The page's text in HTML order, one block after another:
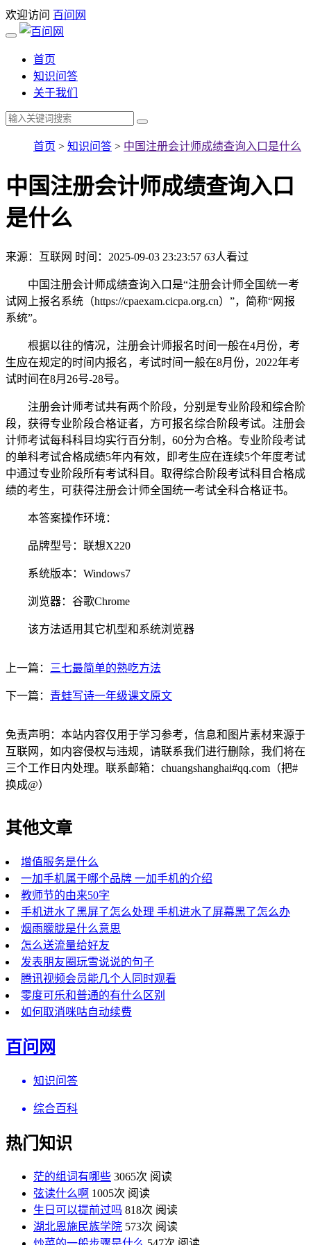
欢迎访问 百问网
首页
知识问答
关于我们
首页 > 知识问答 > 中国注册会计师成绩查询入口是什么
中国注册会计师成绩查询入口
是什么
来源：互联网 时间：2025-09-03 23:23:57 63人看过
中国注册会计师成绩查询入口是“注册会计师全国统一考
试网上报名系统（https://cpaexam.cicpa.org.cn）”，简称“网报
系统”。
根据以往的情况，注册会计师报名时间一般在4月份，考
生应在规定的时间内报名，考试时间一般在8月份，2022年考
试时间在8月26号-28号。
注册会计师考试共有两个阶段，分别是专业阶段和综合阶
段，获得专业阶段合格证者，方可报名综合阶段考试。注册会
计师考试每科科目均实行百分制，60分为合格。专业阶段考试
的单科考试合格成绩5年内有效，即考生应在连续5个年度考试
中通过专业阶段所有考试科目。取得综合阶段考试科目合格成
绩的考生，可获得注册会计师全国统一考试全科合格证书。
本答案操作环境：
品牌型号：联想X220
系统版本：Windows7
浏览器：谷歌Chrome
该方法适用其它机型和系统浏览器
上一篇： 三七最简单的熟吃方法
下一篇： 青蛙写诗一年级课文原文
免责声明：本站内容仅用于学习参考，信息和图片素材来源于
互联网，如内容侵权与违规，请联系我们进行删除，我们将在
三个工作日内处理。联系邮箱：chuangshanghai#qq.com（把#
换成@）
其他文章
增值服务是什么
一加手机属于哪个品牌 一加手机的介绍
教师节的由来50字
手机进水了黑屏了怎么处理 手机进水了屏幕黑了怎么办
烟雨朦胧是什么意思
怎么送流量给好友
发表朋友圈玩雪说说的句子
腾讯视频会员能几个人同时观看
零度可乐和普通的有什么区别
如何取消咪咕自动续费
百问网
知识问答
综合百科
热门知识
茫的组词有哪些 3065次 阅读
弦读什么啊 1005次 阅读
生日可以提前过吗 818次 阅读
湖北恩施民族学院 573次 阅读